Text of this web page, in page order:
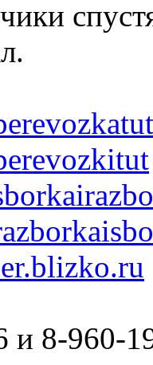
и 8-960-